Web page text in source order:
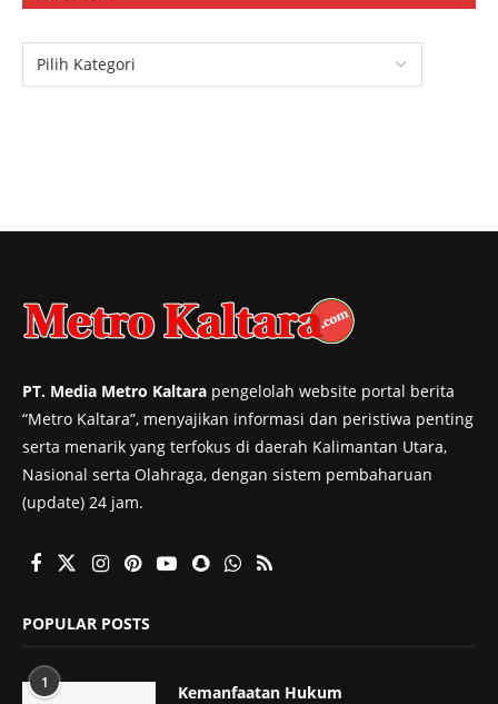
PT. Media Metro Kaltara pengelolah website portal berita
“Metro Kaltara”, menyajikan informasi dan peristiwa penting
serta menarik yang terfokus di daerah Kalimantan Utara,
Nasional serta Olahraga, dengan sistem pembaharuan
(update) 24 jam.
POPULAR POSTS
1 Kemanfaatan Hukum